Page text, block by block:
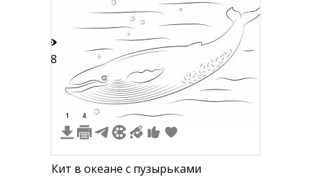
18
1 4
Кит в океане с пузырьками